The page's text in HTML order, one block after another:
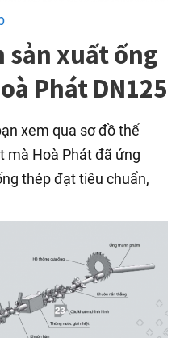
sản xuất ống
Phát DN125
xem qua sơ đồ thể
mà Hoà Phát đã ứng
thép đạt tiêu chuẩn,